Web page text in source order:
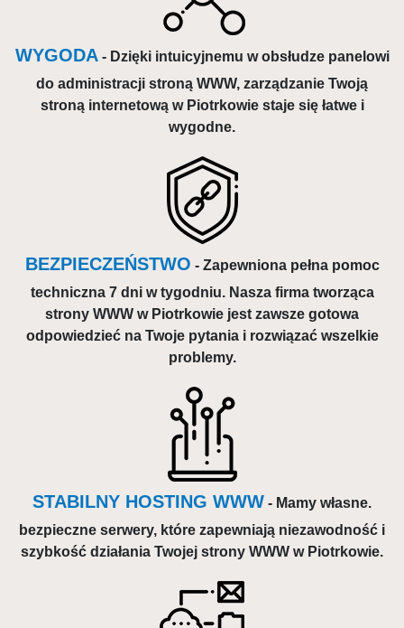
WYGODA- Dzięki intuicyjnemu w obsłudze panelowi
do administracji stroną WWW, zarządzanie Twoją
stroną internetową w Piotrkowie staje się łatwe i
wygodne.
BEZPIECZEŃSTWO - Zapewniona pełna pomoc
techniczna 7 dni w tygodniu. Nasza firma tworząca
strony WWW w Piotrkowie jest zawsze gotowa
odpowiedzieć na Twoje pytania i rozwiązać wszelkie
problemy.
STABILNY HOSTING WWW - Mamy własne.
bezpieczne serwery, które zapewniają niezawodność i
szybkość działania Twojej strony WWW w Piotrkowie.